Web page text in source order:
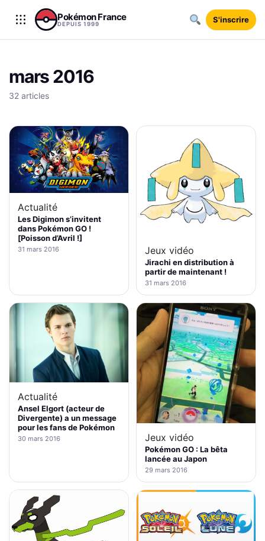
Aller au contenu
Pokémon France
DEPUIS 1999 S'inscrire
mars 2016
32 articles
Actualité
Les Digimon s’invitent
dans Pokémon GO !
[Poisson d’Avril !]
31 mars 2016 Jeux vidéo
Jirachi en distribution à
partir de maintenant !
31 mars 2016
Actualité
Ansel Elgort (acteur de
Divergente) a un message
pour les fans de Pokémon
30 mars 2016 Jeux vidéo
Pokémon GO : La bêta
lancée au Japon
29 mars 2016